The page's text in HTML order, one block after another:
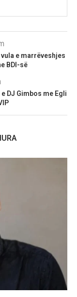
e marrëveshjes
BDI-së
DJ Gimbos me Egli